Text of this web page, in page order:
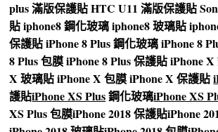
plus 滿版保護貼HTC U11 滿版保護貼
貼iphone8 鋼化玻璃iphone8 玻璃貼
保護貼iPhone 8 Plus 鋼化玻璃iPhone 8
8 Plus 包膜iPhone 8 Plus 保護貼iPhone
X 玻璃貼iPhone X 包膜iPhone X 保護貼
護貼iPhone XS Plus鋼化玻璃iPhone XS
XS Plus 包膜iPhone 2018 保護貼iPhone